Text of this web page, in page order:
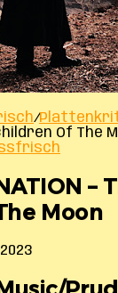
/
Of The
–
Moon